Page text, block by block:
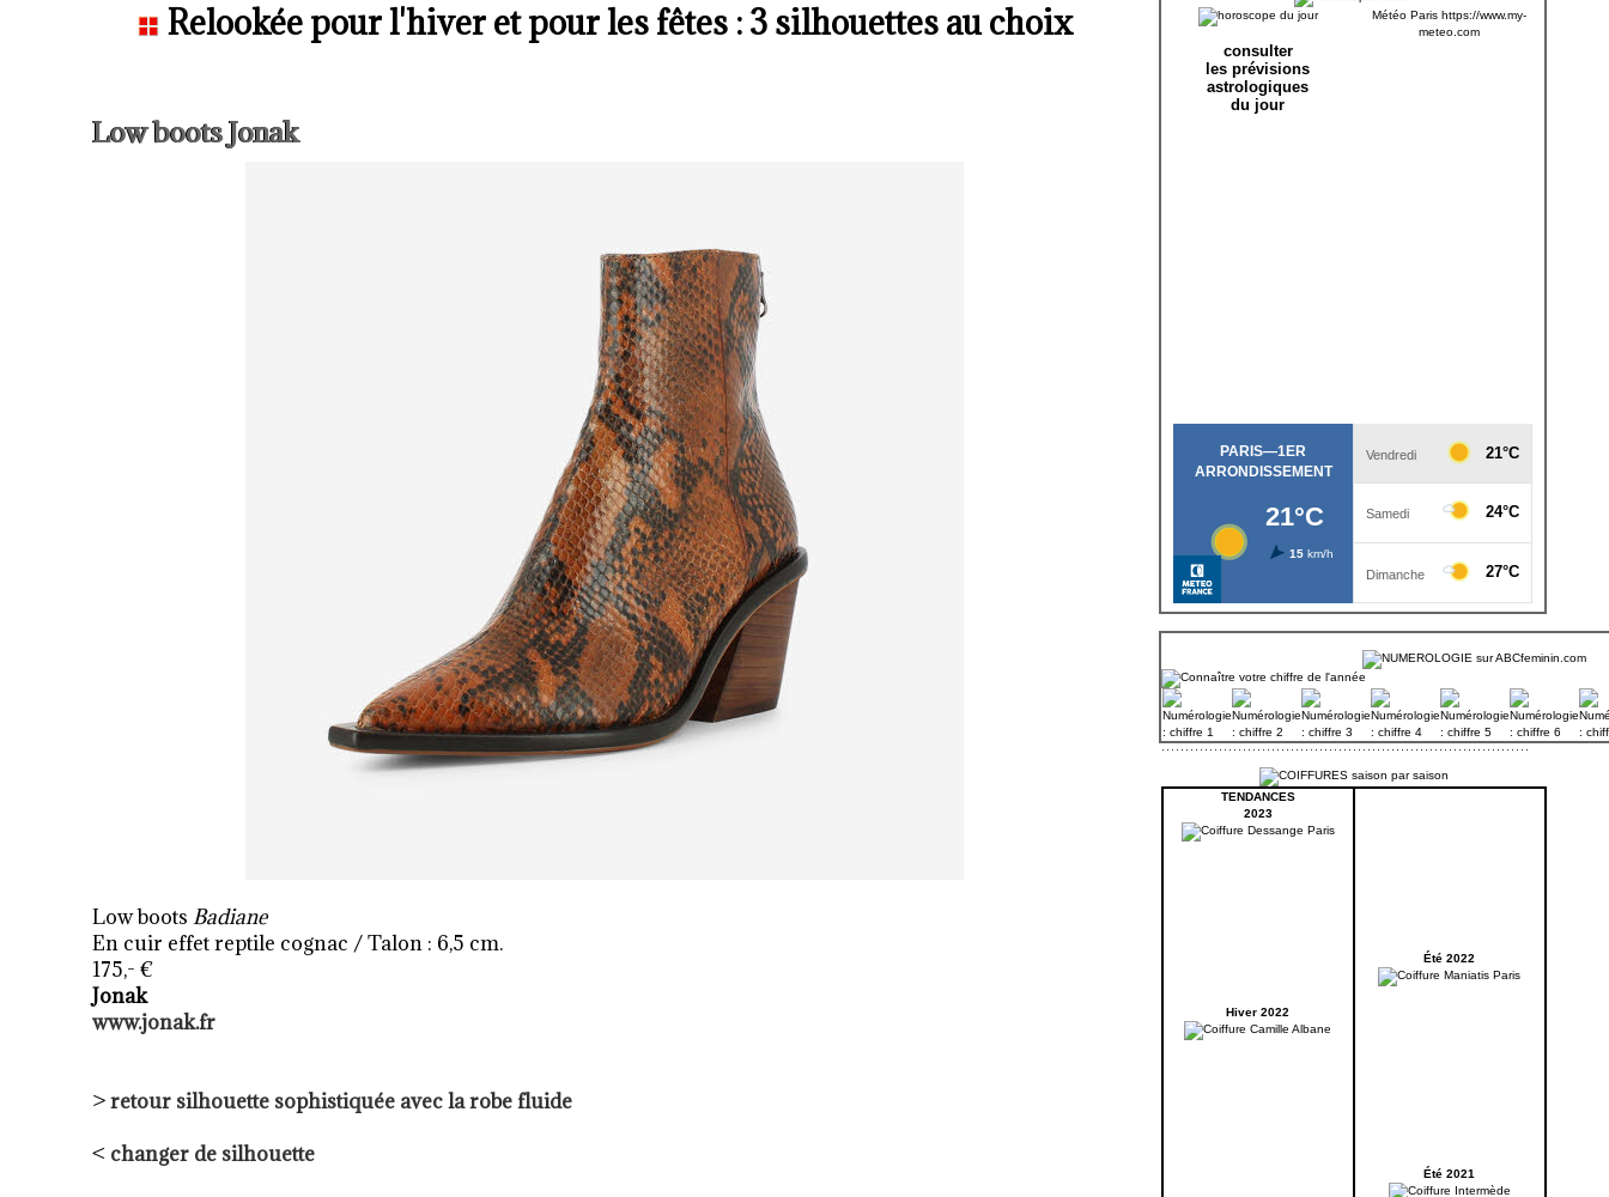
Relookée pour l'hiver et pour les fêtes : 3 silhouettes au choix
Low boots Jonak
Low boots Badiane
En cuir effet reptile cognac / Talon : 6,5 cm.
175,- €
Jonak
www.jonak.fr
>retour silhouette sophistiquée avec la robe fluide
< changer de silhouette
consulter
les prévisions
astrologiques
du jour
Météo Paris https://www.my-
meteo.com
TENDANCES
2023
Hiver 2022
Été 2022
Été 2021